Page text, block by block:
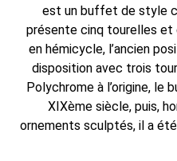
est un buffet de style
présente cinq tourelles
en hémicycle, l’ancien
disposition avec trois
Polychrome à l’origine, le
XIXème siècle, puis,
ornements sculptés, il a